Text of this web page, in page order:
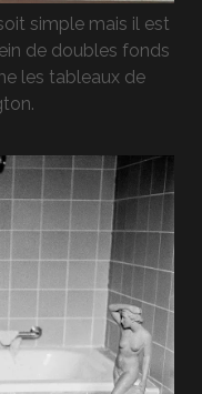
simple mais il est
de doubles fonds
les tableaux de